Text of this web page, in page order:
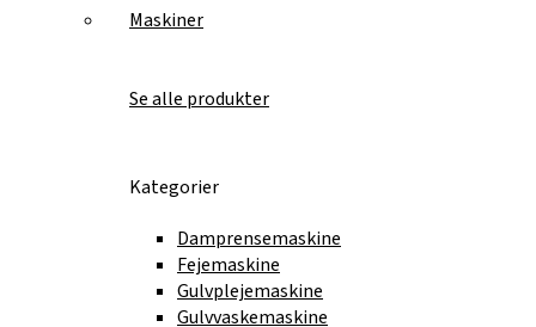
Maskiner
Se alle produkter
Kategorier
Damprensemaskine
Fejemaskine
Gulvplejemaskine
Gulvvaskemaskine